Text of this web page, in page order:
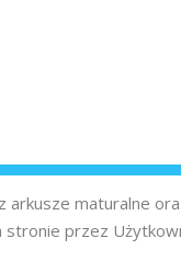
maturalne
stronie przez